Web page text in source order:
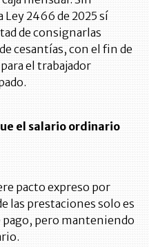
2466 de 2025 sí
de consignarlas
cesantías, con el fin de
el trabajador
el salario ordinario
pacto expreso por
las prestaciones solo es
pago, pero manteniendo